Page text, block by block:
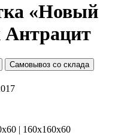
«Новый
Антрацит
Самовывоз со склада
| 160х160х60